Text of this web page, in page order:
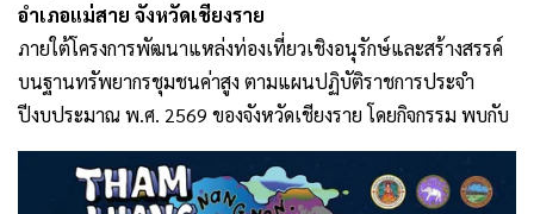
อำเภอแม่สาย จังหวัดเชียงราย
ภายใต้โครงการพัฒนาแหล่งท่องเที่ยวเชิงอนุรักษ์และสร้างสรรค์
บนฐานทรัพยากรชุมชนค่าสูง ตามแผนปฏิบัติราชการประจำ
ปีงบประมาณ พ.ศ. 2569 ของจังหวัดเชียงราย โดยกิจกรรม พบกับ